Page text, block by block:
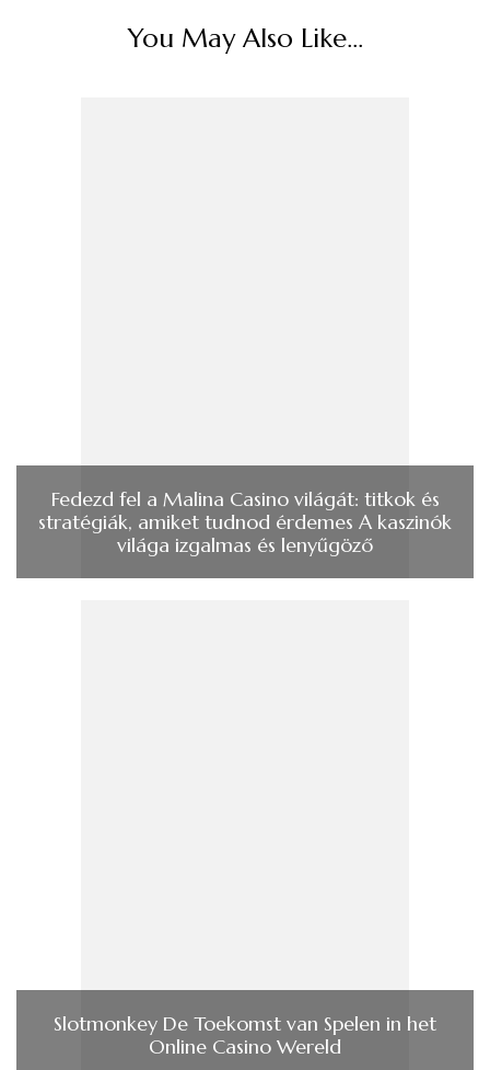
You May Also Like...
Fedezd fel a Malina Casino világát: titkok és
stratégiák, amiket tudnod érdemes A kaszinók
világa izgalmas és lenyűgöző
Slotmonkey De Toekomst van Spelen in het
Online Casino Wereld